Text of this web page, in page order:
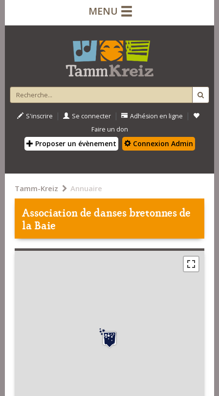
MENU
S'inscrire | Se connecter | Adhésion en ligne |
Faire un don
Proposer un évènement Connexion Admin
Tamm-Kreiz Annuaire
Association de danses bretonnes de
la Baie